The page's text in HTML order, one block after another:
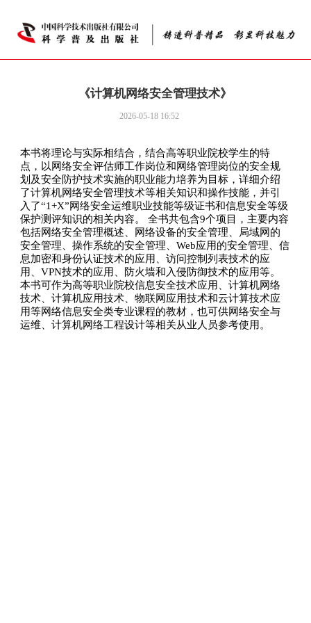
《计算机网络安全管理技术》
2026-05-18 16:52
本书将理论与实际相结合，结合高等职业院校学生的特
点，以网络安全评估师工作岗位和网络管理岗位的安全规
划及安全防护技术实施的职业能力培养为目标，详细介绍
了计算机网络安全管理技术等相关知识和操作技能，并引
入了“1+X”网络安全运维职业技能等级证书和信息安全等级
保护测评知识的相关内容。 全书共包含9个项目，主要内容
包括网络安全管理概述、网络设备的安全管理、局域网的
安全管理、操作系统的安全管理、Web应用的安全管理、信
息加密和身份认证技术的应用、访问控制列表技术的应
用、VPN技术的应用、防火墙和入侵防御技术的应用等。
本书可作为高等职业院校信息安全技术应用、计算机网络
技术、计算机应用技术、物联网应用技术和云计算技术应
用等网络信息安全类专业课程的教材，也可供网络安全与
运维、计算机网络工程设计等相关从业人员参考使用。